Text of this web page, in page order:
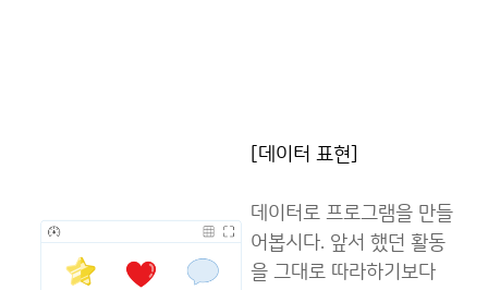
[데이터 표현]
데이터로 프로그램을 만들
어봅시다. 앞서 했던 활동
을 그대로 따라하기보다